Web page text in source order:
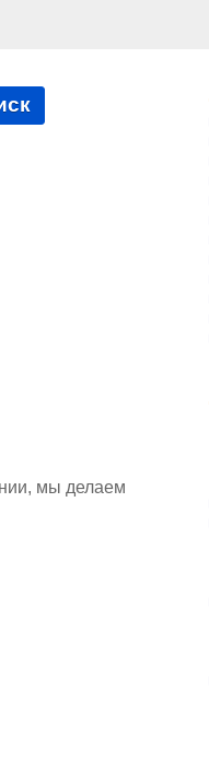
мы делаем